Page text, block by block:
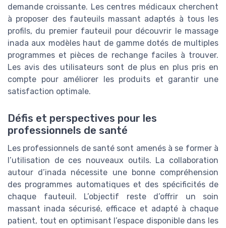
demande croissante. Les centres médicaux cherchent
à proposer des fauteuils massant adaptés à tous les
profils, du premier fauteuil pour découvrir le massage
inada aux modèles haut de gamme dotés de multiples
programmes et pièces de rechange faciles à trouver.
Les avis des utilisateurs sont de plus en plus pris en
compte pour améliorer les produits et garantir une
satisfaction optimale.
Défis et perspectives pour les
professionnels de santé
Les professionnels de santé sont amenés à se former à
l’utilisation de ces nouveaux outils. La collaboration
autour d’inada nécessite une bonne compréhension
des programmes automatiques et des spécificités de
chaque fauteuil. L’objectif reste d’offrir un soin
massant inada sécurisé, efficace et adapté à chaque
patient, tout en optimisant l’espace disponible dans les